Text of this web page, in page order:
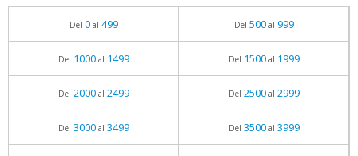
Del 0al 499 Del 500al 999
Del 1000al 1499 Del 1500al 1999
Del 2000al 2499 Del 2500al 2999
Del 3000al 3499 Del 3500al 3999